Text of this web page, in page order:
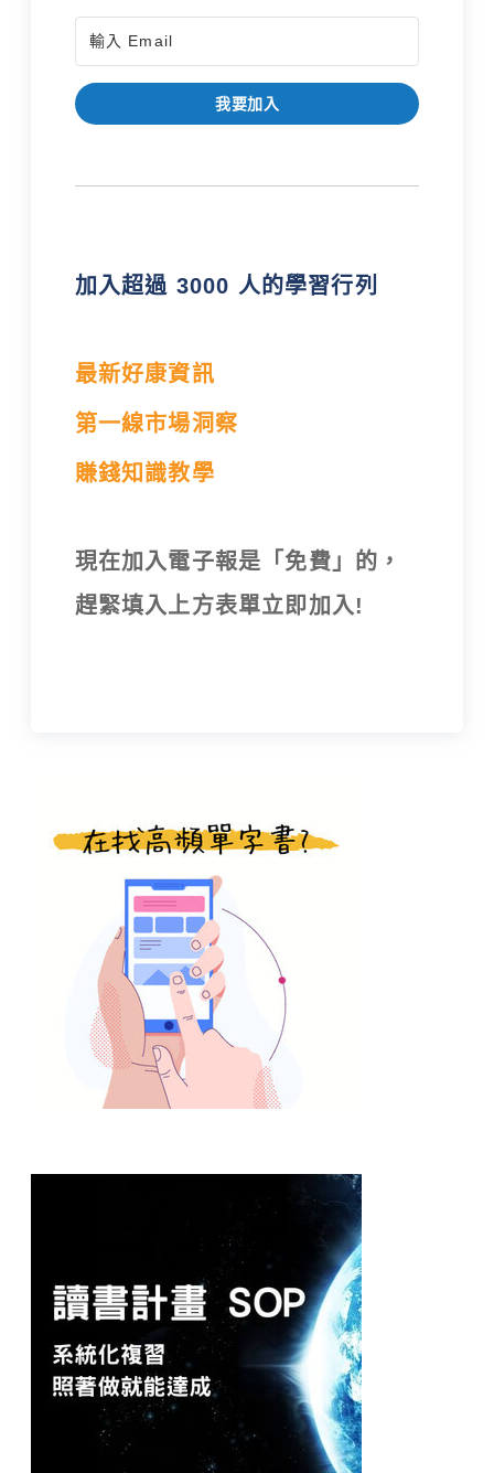
我要加入
加入超過 3000 人的學習行列
最新好康資訊
第一線市場洞察
賺錢知識教學
現在加入電子報是「免費」的，
趕緊填入上方表單立即加入!